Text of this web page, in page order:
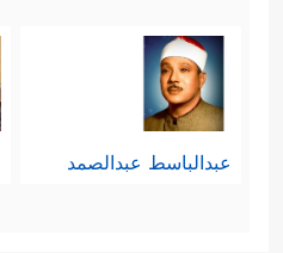
عبدالباسط عبدالصمد